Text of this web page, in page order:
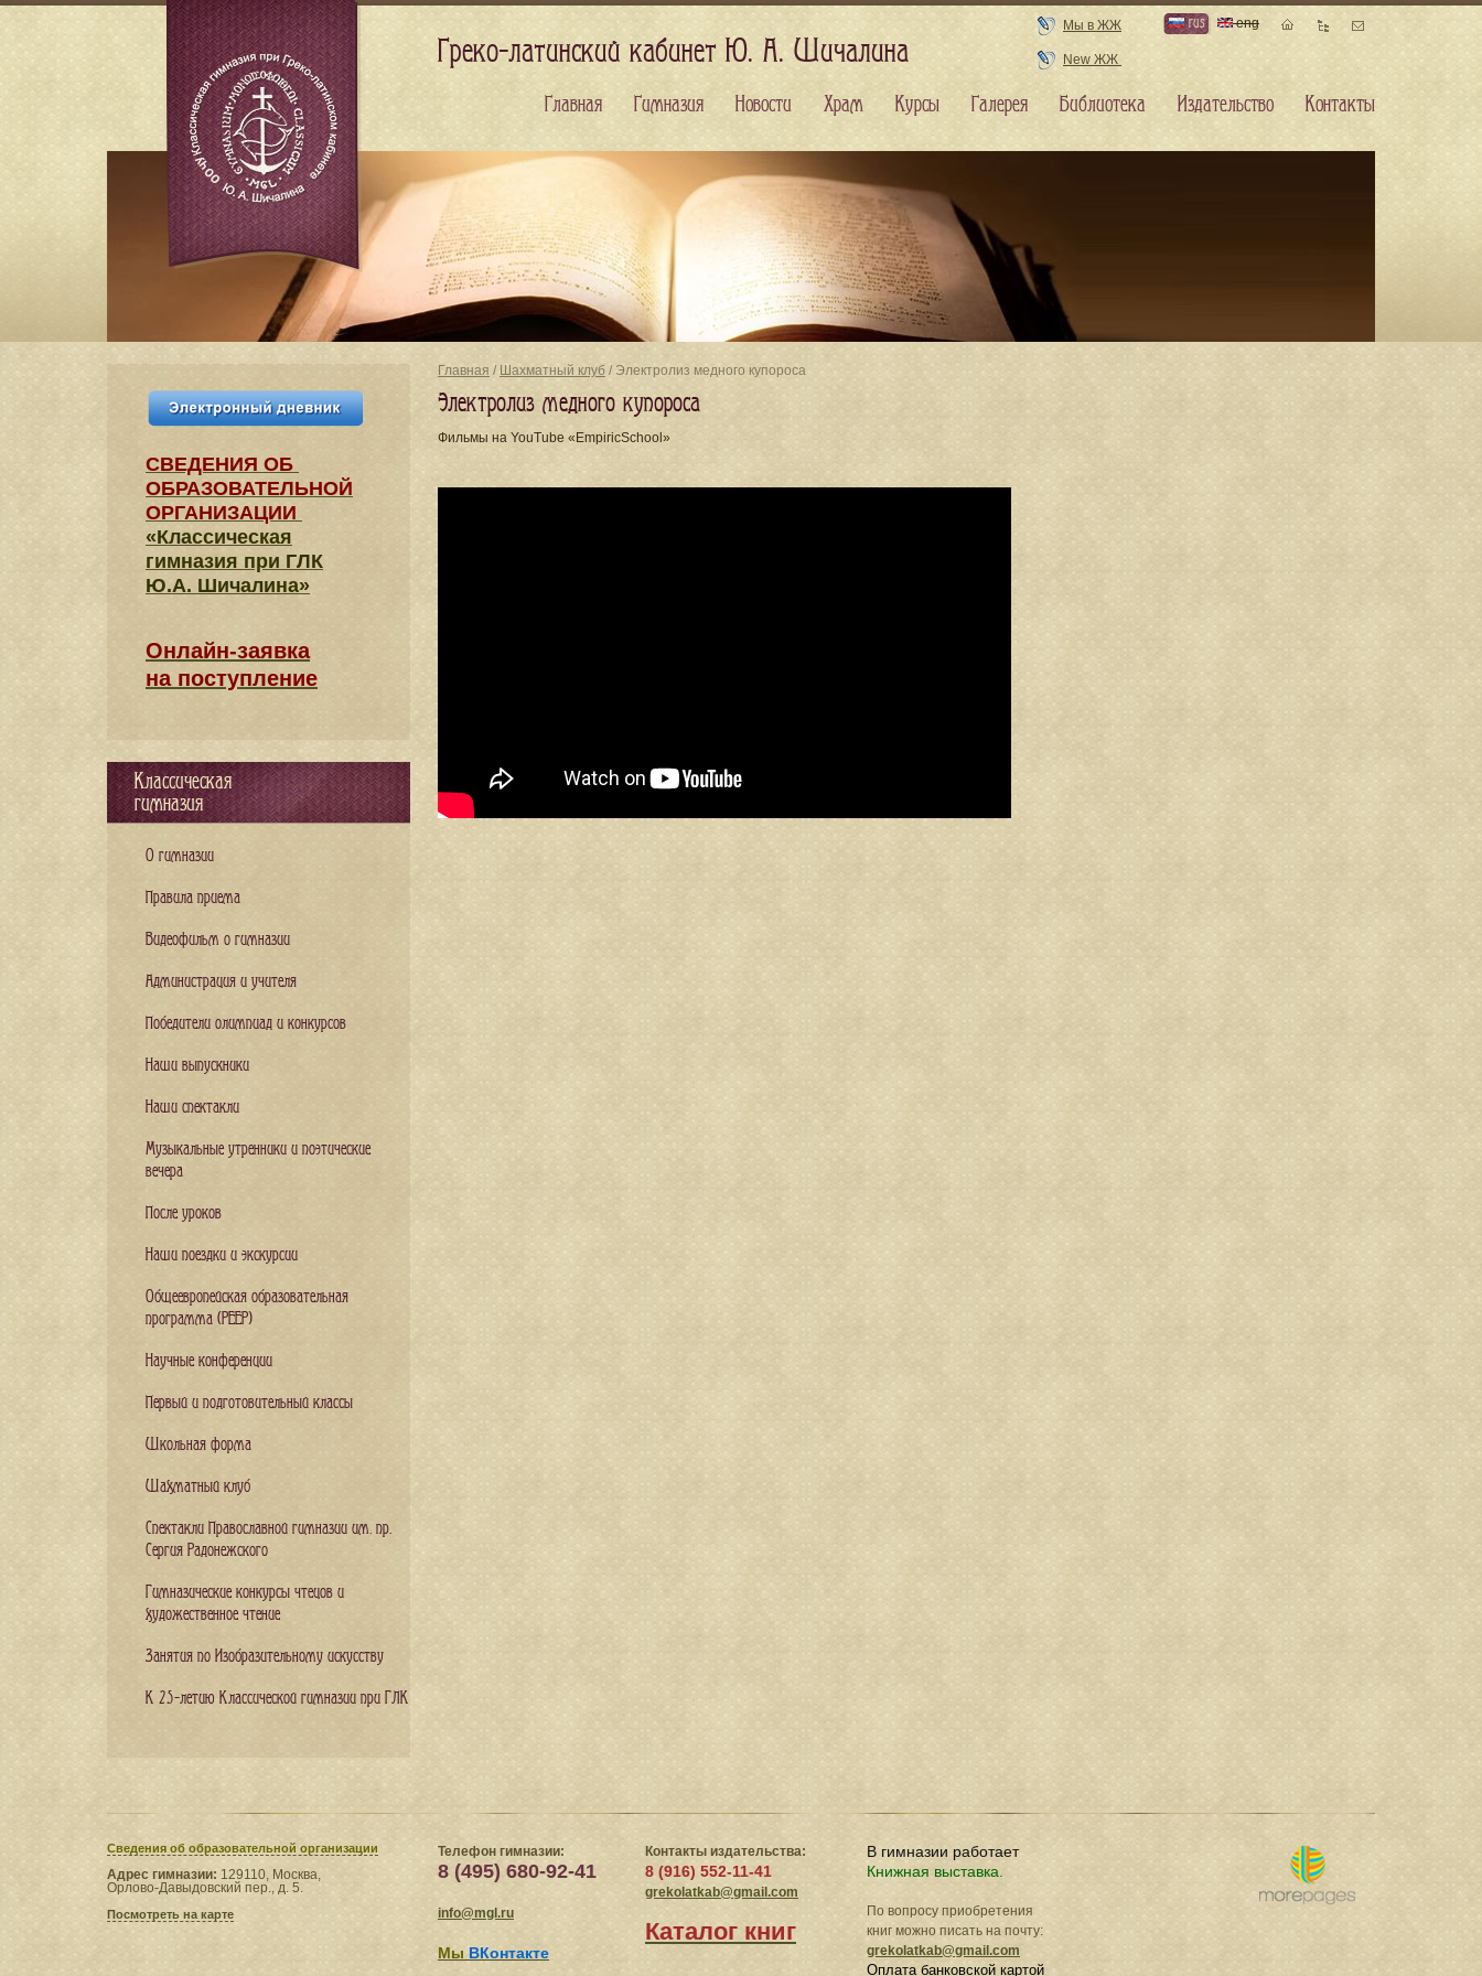
Главная / Шахматный клуб / Электролиз медного купороса
Электролиз медного купороса
Фильмы на YouTube «EmpiricSchool»
СВЕДЕНИЯ​ ОБ
ОБРАЗОВАТЕЛЬНОЙ
ОРГАНИЗАЦИИ
«Классическая
гимназия при ГЛК
Ю.А. Шичалина»
Онлайн-заявка
на поступление
Классическая
гимназия
О гимназии
Правила приема
Видеофильм о гимназии
Администрация и учителя
Победители олимпиад и конкурсов
Наши выпускники
Наши спектакли
Музыкальные утренники и поэтические
вечера
После уроков
Наши поездки и экскурсии
Общеевропейская образовательная
программа (PEEP)
Научные конференции
Первый и подготовительный классы
Школьная форма
Шахматный клуб
Спектакли Православной гимназии им. пр.
Сергия Радонежского
Гимназические конкурсы чтецов и
художественное чтение
Занятия по Изобразительному искусству
К 25-летию Классической гимназии при ГЛК
Сведения​ об образовательной организации
Адрес гимназии: 129110, Москва,
Орлово-Давыдовский пер., д. 5.
Посмотреть на карте
Телефон гимназии:
8 (495) 680-92-41
info@mgl.ru
Мы ВКонтакте
Контакты издательства:
8 (916) 552-11-41
grekolatkab@gmail.com
Каталог книг
В гимназии работает
Книжная выставка.
По вопросу приобретения
книг можно писать на почту:
grekolatkab@gmail.com
Оплата банковской картой
Греко-латинский кабинет Ю. А. Шичалина
Мы в ЖЖ
New ЖЖ
rus eng
Главная Гимназия Новости Храм Курсы Галерея Библиотека Издательство Контакты